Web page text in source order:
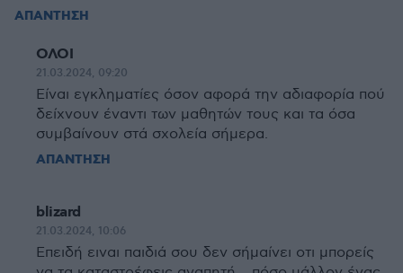
ΑΠΑΝΤΗΣΗ
ΟΛΟΙ
21.03.2024, 09:20
Είναι εγκληματίες όσον αφορά την αδιαφορία πού
δείχνουν έναντι των μαθητών τους και τα όσα
συμβαίνουν στά σχολεία σήμερα.
ΑΠΑΝΤΗΣΗ
blizard
21.03.2024, 10:06
Επειδή ειναι παιδιά σου δεν σήμαίνει οτι μπορείς